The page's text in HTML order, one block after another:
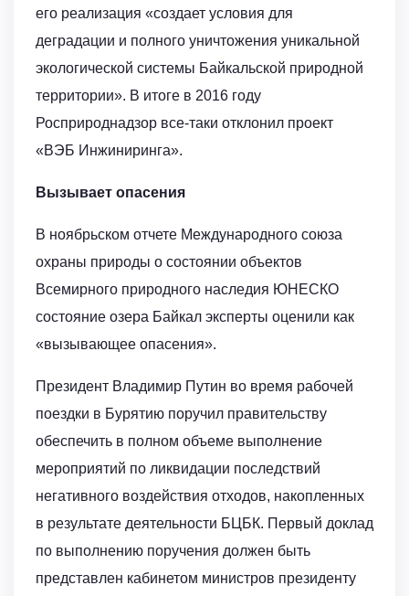
его реализация «создает условия для
деградации и полного уничтожения уникальной
экологической системы Байкальской природной
территории». В итоге в 2016 году
Росприроднадзор все-таки отклонил проект
«ВЭБ Инжиниринга».
Вызывает опасения
В ноябрьском отчете Международного союза
охраны природы о состоянии объектов
Всемирного природного наследия ЮНЕСКО
состояние озера Байкал эксперты оценили как
«вызывающее опасения».
Президент Владимир Путин во время рабочей
поездки в Бурятию поручил правительству
обеспечить в полном объеме выполнение
мероприятий по ликвидации последствий
негативного воздействия отходов, накопленных
в результате деятельности БЦБК. Первый доклад
по выполнению поручения должен быть
представлен кабинетом министров президенту